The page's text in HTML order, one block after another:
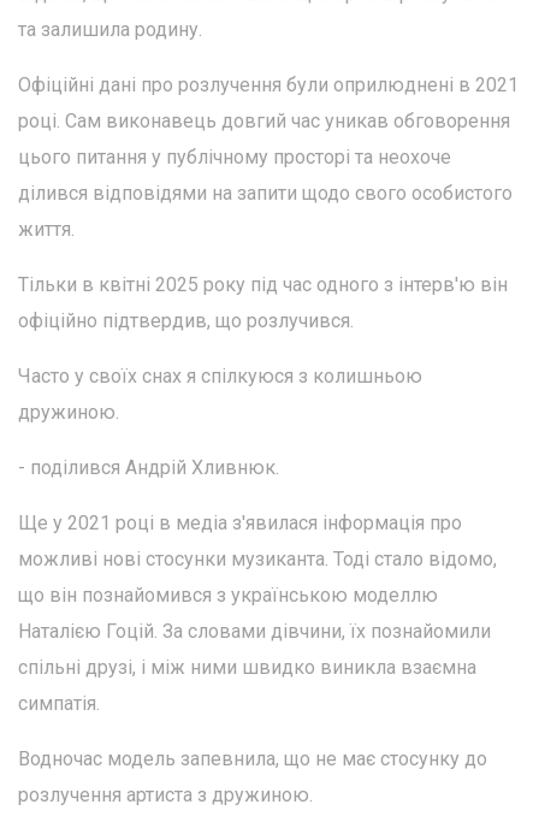
та залишила родину.
Офіційні дані про розлучення були оприлюднені в 2021
році. Сам виконавець довгий час уникав обговорення
цього питання у публічному просторі та неохоче
ділився відповідями на запити щодо свого особистого
життя.
Тільки в квітні 2025 року під час одного з інтерв'ю він
офіційно підтвердив, що розлучився.
Часто у своїх снах я спілкуюся з колишньою
дружиною.
- поділився Андрій Хливнюк.
Ще у 2021 році в медіа з'явилася інформація про
можливі нові стосунки музиканта. Тоді стало відомо,
що він познайомився з українською моделлю
Наталією Гоцій. За словами дівчини, їх познайомили
спільні друзі, і між ними швидко виникла взаємна
симпатія.
Водночас модель запевнила, що не має стосунку до
розлучення артиста з дружиною.